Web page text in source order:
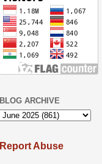
BLOG ARCHIVE
Report Abuse